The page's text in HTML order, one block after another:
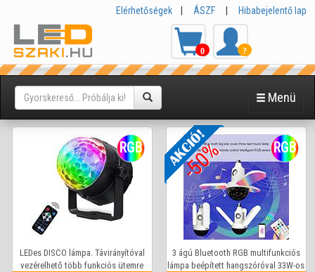
Elérhetőségek ÁSZF Hibabejelentő lap
0 ?
Menü
RGB
LEDes DISCO lámpa. Távirányítóval
vezérelhető több funkciós ütemre
-50% RGB
3 ágú Bluetooth RGB multifunkciós
lámpa beépített hangszóróval 33W-os